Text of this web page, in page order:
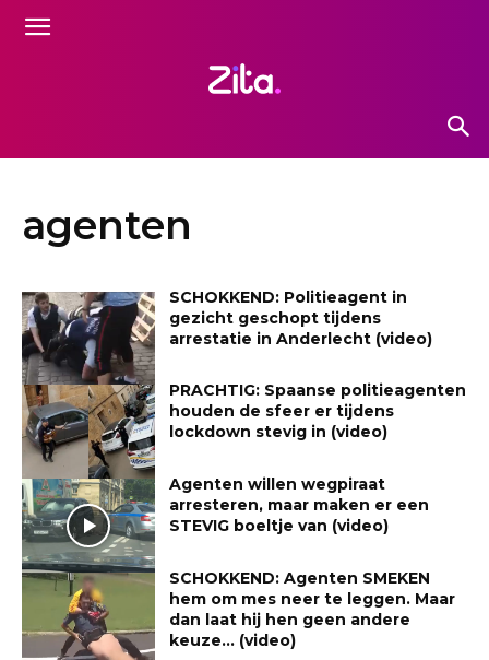
agenten
SCHOKKEND: Politieagent in
gezicht geschopt tijdens
arrestatie in Anderlecht (video)
PRACHTIG: Spaanse politieagenten
houden de sfeer er tijdens
lockdown stevig in (video)
Agenten willen wegpiraat
arresteren, maar maken er een
STEVIG boeltje van (video)
SCHOKKEND: Agenten SMEKEN
hem om mes neer te leggen. Maar
dan laat hij hen geen andere
keuze… (video)